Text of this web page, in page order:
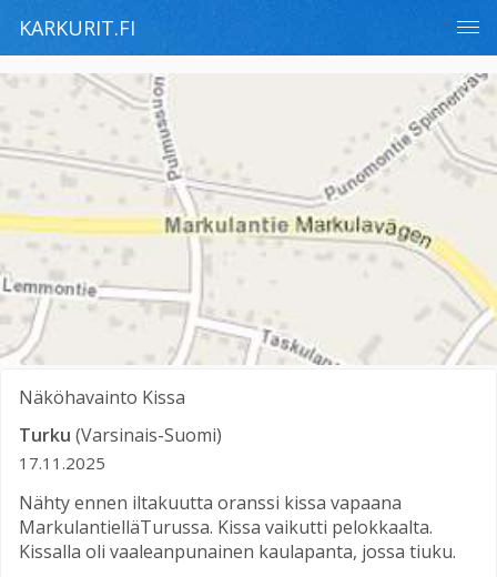
KARKURIT.FI
Näköhavainto Kissa
Turku (Varsinais-Suomi)
17.11.2025
Nähty ennen iltakuutta oranssi kissa vapaana
MarkulantielläTurussa. Kissa vaikutti pelokkaalta.
Kissalla oli vaaleanpunainen kaulapanta, jossa tiuku.